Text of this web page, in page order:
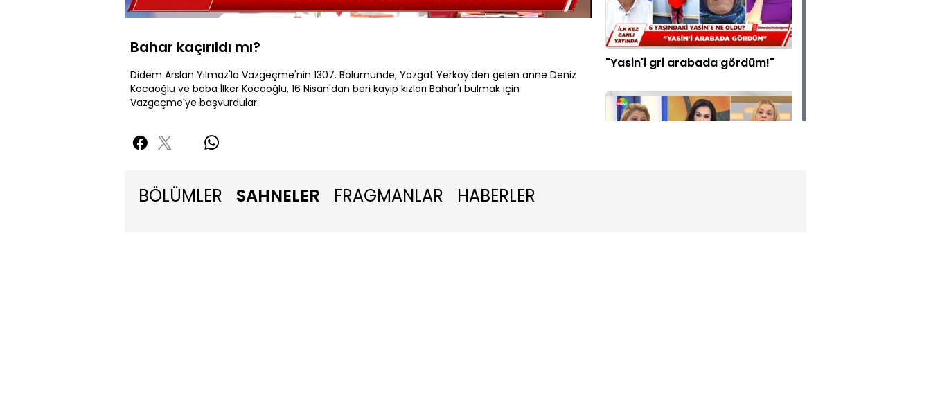
Oynatma
Hızı
Bahar kaçırıldı mı?
Didem Arslan Yılmaz'la Vazgeçme'nin 1307. Bölümünde; Yozgat Yerköy'den gelen anne Deniz
Kocaoğlu ve baba İlker Kocaoğlu, 16 Nisan'dan beri kayıp kızları Bahar'ı bulmak için
Vazgeçme'ye başvurdular.
"Yasin'i gri arabada gördüm!"
BÖLÜMLER SAHNELER FRAGMANLAR HABERLER